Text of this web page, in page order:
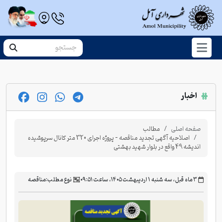
اخبار
صفحه اصلی مطالب
اصلاحیه آگهی تجدید مناقصه - پروژه اجرای 320 متر کانال سرپوشیده
اندیشه 49 واقع در بلوار شهید بهشتی
‫۳ ماه قبل، سه شنبه ۱ اردیبهشت ۱۴۰۵، ساعت ۰۹:۵۱ نوع مطلب:مناقصه